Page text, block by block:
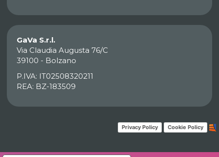
GaVa S.r.l.
Via Claudia Augusta 76/C
39100 - Bolzano
P.IVA: IT02508320211
REA: BZ-183509
Privacy Policy Cookie Policy